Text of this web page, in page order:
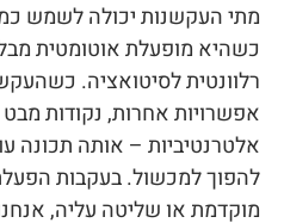
מתי העקשנות יכולה לשמש
כשהיא מופעלת אוטומטית
רלוונטית לסיטואציה.
אפשרויות אחרות, נקודות
אלטרנטיביות – אותה תכונה
להפוך למכשול. בעקבות
מוקדמת או שליטה עליה,